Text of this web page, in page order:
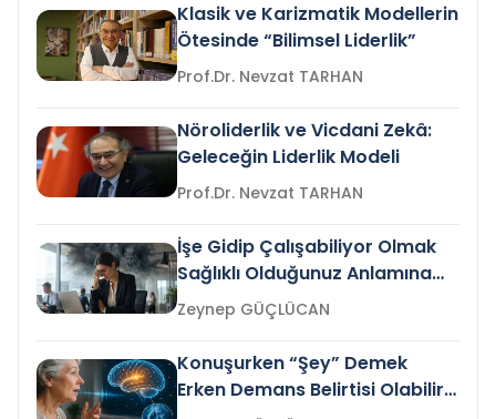
Klasik ve Karizmatik Modellerin
Ötesinde “Bilimsel Liderlik”
Prof.Dr. Nevzat TARHAN
Nöroliderlik ve Vicdani Zekâ:
Geleceğin Liderlik Modeli
Prof.Dr. Nevzat TARHAN
İşe Gidip Çalışabiliyor Olmak
Sağlıklı Olduğunuz Anlamına
Gelir mi?Zeynep GÜÇLÜCAN
Konuşurken “Şey” Demek
Erken Demans Belirtisi Olabilir